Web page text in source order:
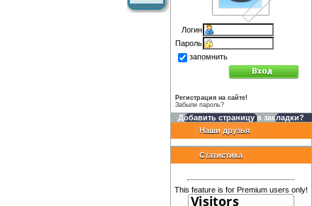
Логин
Пароль
запомнить
Регистрация на сайте!
Забыли пароль?
Добавить страницу в закладки?
Наши друзья
Статистика
This feature is for Premium users only!